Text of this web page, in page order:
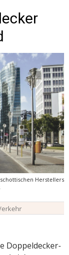
Herstellers
Doppeldecker-